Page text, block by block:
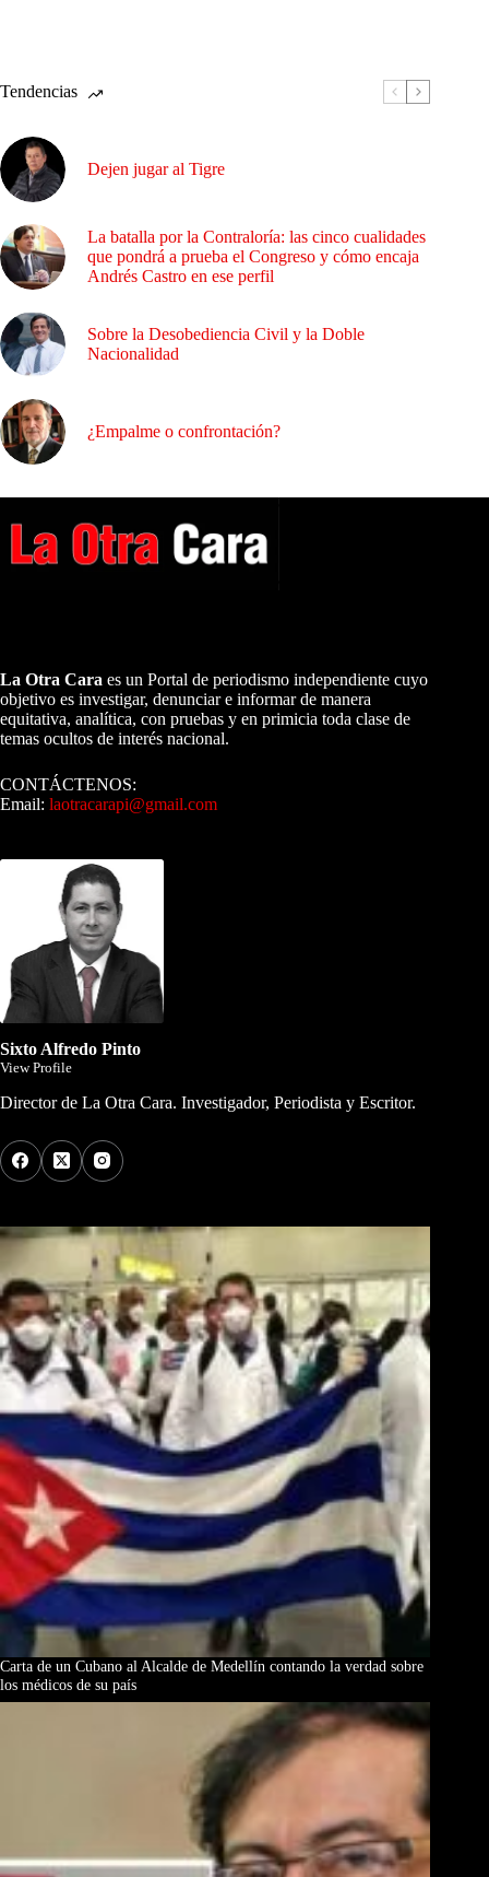
Tendencias
Dejen jugar al Tigre
La batalla por la Contraloría: las cinco cualidades
que pondrá a prueba el Congreso y cómo encaja
Andrés Castro en ese perfil
Sobre la Desobediencia Civil y la Doble
Nacionalidad
¿Empalme o confrontación?
La Otra Cara es un Portal de periodismo independiente cuyo
objetivo es investigar, denunciar e informar de manera
equitativa, analítica, con pruebas y en primicia toda clase de
temas ocultos de interés nacional.
CONTÁCTENOS:
Email: laotracarapi@gmail.com
Sixto Alfredo Pinto
View Profile
Director de La Otra Cara. Investigador, Periodista y Escritor.
Carta de un Cubano al Alcalde de Medellín contando la verdad sobre
los médicos de su país